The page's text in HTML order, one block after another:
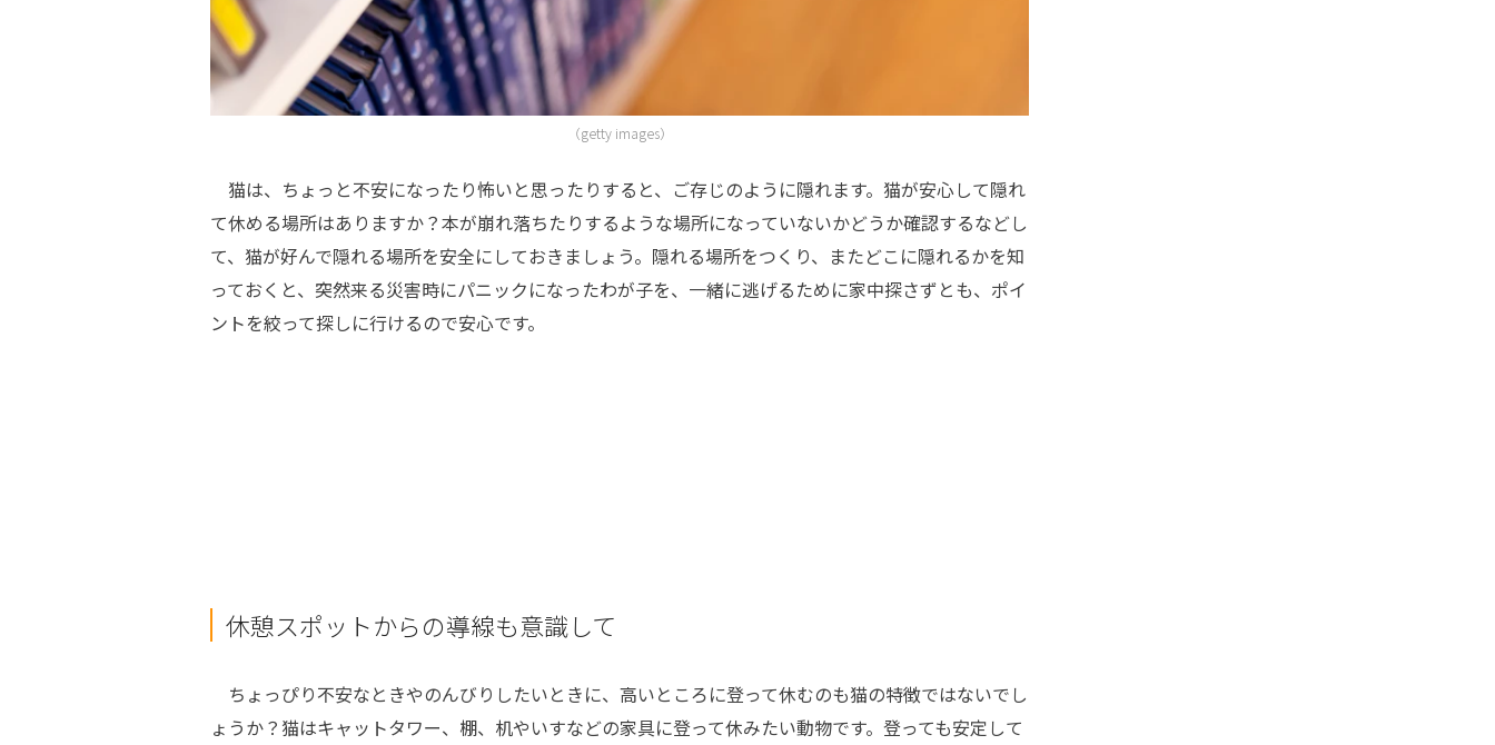
（getty images）
猫は、ちょっと不安になったり怖いと思ったりすると、ご存じのように隠れます。猫が安心して隠れ
て休める場所はありますか？本が崩れ落ちたりするような場所になっていないかどうか確認するなどし
て、猫が好んで隠れる場所を安全にしておきましょう。隠れる場所をつくり、またどこに隠れるかを知
っておくと、突然来る災害時にパニックになったわが子を、一緒に逃げるために家中探さずとも、ポイ
ントを絞って探しに行けるので安心です。
休憩スポットからの導線も意識して
ちょっぴり不安なときやのんびりしたいときに、高いところに登って休むのも猫の特徴ではないでし
ょうか？猫はキャットタワー、棚、机やいすなどの家具に登って休みたい動物です。登っても安定して